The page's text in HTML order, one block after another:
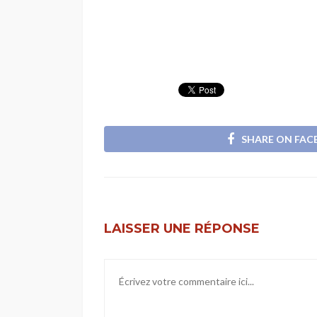
SHARE ON
LAISSER UNE RÉPONSE